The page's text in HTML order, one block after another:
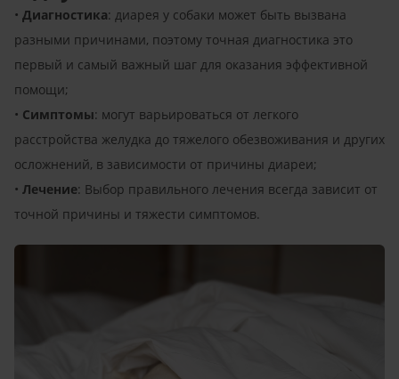
• Диагностика: диарея у собаки может быть вызвана
разными причинами, поэтому точная диагностика это
первый и самый важный шаг для оказания эффективной
помощи;
• Симптомы: могут варьироваться от легкого
расстройства желудка до тяжелого обезвоживания и других
осложнений, в зависимости от причины диареи;
• Лечение: Выбор правильного лечения всегда зависит от
точной причины и тяжести симптомов.